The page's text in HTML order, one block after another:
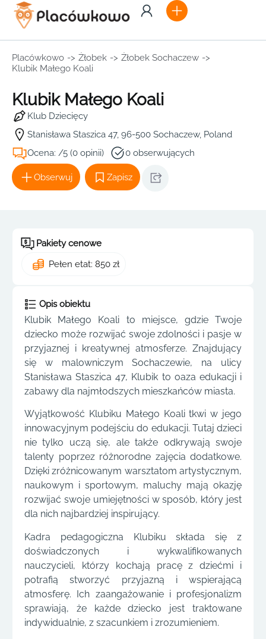
Placówkowo -> Żłobek -> Żłobek Sochaczew ->
Klubik Małego Koali
Klubik Małego Koali
Klub Dziecięcy
Stanisława Staszica 47, 96-500 Sochaczew, Poland
Ocena: /5 (0 opinii)
0 obserwujących
Obserwuj Zapisz
Pakiety cenowe
Pełen etat: 850 zł
Opis obiektu
Klubik Małego Koali to miejsce, gdzie Twoje
dziecko może rozwijać swoje zdolności i pasje w
przyjaznej i kreatywnej atmosferze. Znajdujący
się w malowniczym Sochaczewie, na ulicy
Stanisława Staszica 47, Klubik to oaza edukacji i
zabawy dla najmłodszych mieszkańców miasta.
Wyjątkowość Klubiku Małego Koali tkwi w jego
innowacyjnym podejściu do edukacji. Tutaj dzieci
nie tylko uczą się, ale także odkrywają swoje
talenty poprzez różnorodne zajęcia dodatkowe.
Dzięki zróżnicowanym warsztatom artystycznym,
naukowym i sportowym, maluchy mają okazję
rozwijać swoje umiejętności w sposób, który jest
dla nich najbardziej inspirujący.
Kadra pedagogiczna Klubiku składa się z
doświadczonych i wykwalifikowanych
nauczycieli, którzy kochają pracę z dziećmi i
potrafią stworzyć przyjazną i wspierającą
atmosferę. Ich zaangażowanie i profesjonalizm
sprawiają, że każde dziecko jest traktowane
indywidualnie, z szacunkiem i zrozumieniem.